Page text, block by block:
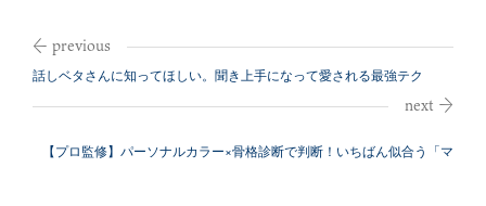
話しベタさんに知ってほしい。聞き上手になって愛される最強テク
【プロ監修】パーソナルカラー×骨格診断で判断！いちばん似合う「マ